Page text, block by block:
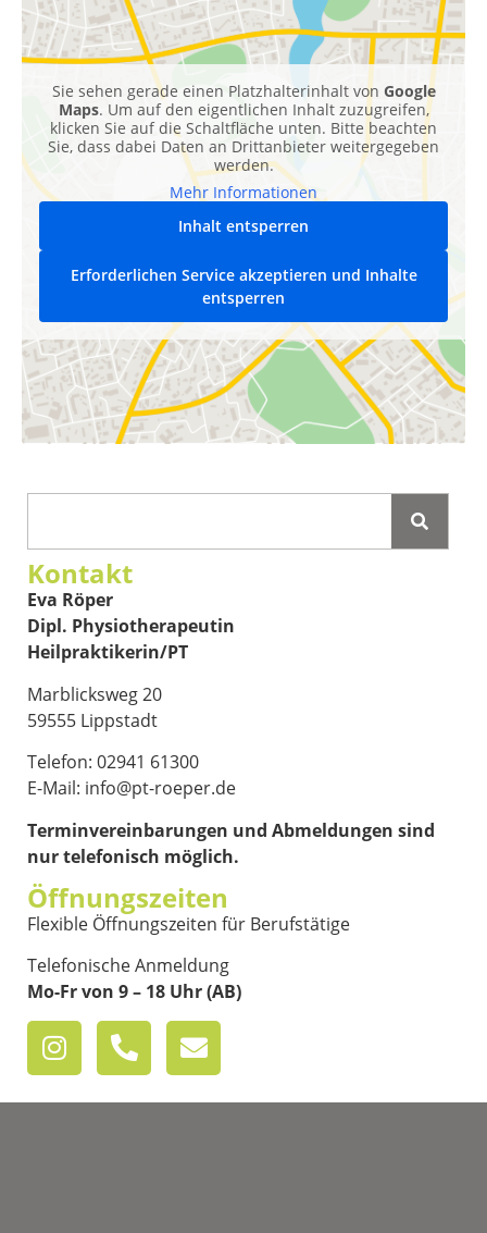
Sie sehen gerade einen Platzhalterinhalt von Google
Maps. Um auf den eigentlichen Inhalt zuzugreifen,
klicken Sie auf die Schaltfläche unten. Bitte beachten
Sie, dass dabei Daten an Drittanbieter weitergegeben
werden.
Mehr Informationen
Inhalt entsperren
Erforderlichen Service akzeptieren und Inhalte
entsperren
Kontakt
Eva Röper
Dipl. Physiotherapeutin
Heilpraktikerin/PT
Marblicksweg 20
59555 Lippstadt
Telefon: 02941 61300
E-Mail: info@pt-roeper.de
Terminvereinbarungen und Abmeldungen sind
nur telefonisch möglich.
Öffnungszeiten
Flexible Öffnungszeiten für Berufstätige
Telefonische Anmeldung
Mo-Fr von 9 – 18 Uhr (AB)